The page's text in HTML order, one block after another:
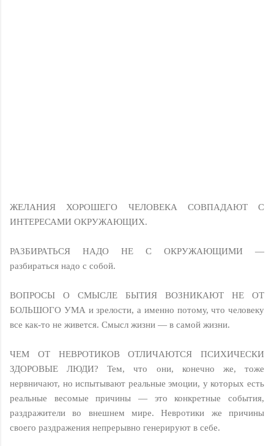
ЖЕЛАНИЯ ХОРОШЕГО ЧЕЛОВЕКА СОВПАДАЮТ С
ИНТЕРЕСАМИ ОКРУЖАЮЩИХ.
РАЗБИРАТЬСЯ НАДО НЕ С ОКРУЖАЮЩИМИ —
разбираться надо с собой.
ВОПРОСЫ О СМЫСЛЕ БЫТИЯ ВОЗНИКАЮТ НЕ ОТ
БОЛЬШОГО УМА и зрелости, а именно потому, что человеку
все как-то не живется. Смысл жизни — в самой жизни.
ЧЕМ ОТ НЕВРОТИКОВ ОТЛИЧАЮТСЯ ПСИХИЧЕСКИ
ЗДОРОВЫЕ ЛЮДИ? Тем, что они, конечно же, тоже
нервничают, но испытывают реальные эмоции, у которых есть
реальные весомые причины — это конкретные события,
раздражители во внешнем мире. Невротики же причины
своего раздражения непрерывно генерируют в себе.